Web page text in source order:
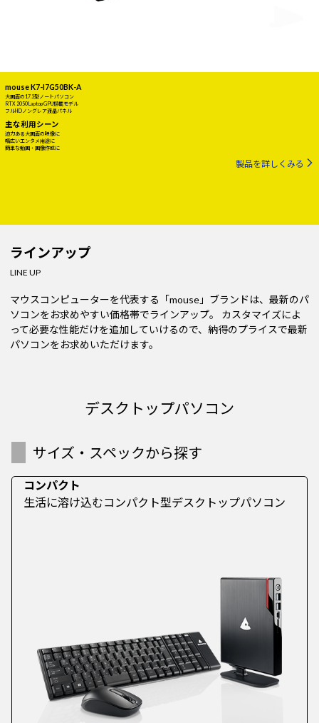
mouse K7-I7G50BK-A
大画面の17.3型ノートパソコン
RTX 2050 Laptop GPU搭載モデル
フルHDノングレア液晶パネル
主な利用シーン
迫力ある大画面の映像に
幅広いエンタメ用途に
簡単な動画・画像作成に
製品を詳しくみる
ラインアップ
LINE UP
マウスコンピューターを代表する「mouse」ブランドは、最新のパ
ソコンをお求めやすい価格帯でラインアップ。 カスタマイズによ
って必要な性能だけを追加していけるので、納得のプライスで最新
パソコンをお求めいただけます。
デスクトップパソコン
サイズ・スペックから探す
コンパクト
生活に溶け込むコンパクト型デスクトップパソコン